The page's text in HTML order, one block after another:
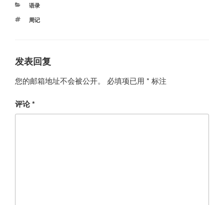
分
语录
标
周记
发表回复
您的邮箱地址不会被公开。 必填项已用 * 标注
评论*